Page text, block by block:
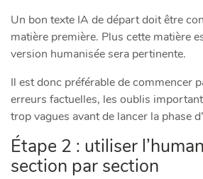
Un bon texte IA de départ doit être
matière première. Plus cette matière
version humanisée sera pertinente.
Il est donc préférable de commencer
erreurs factuelles, les oublis
trop vagues avant de lancer la phase
Étape 2 : utiliser
section par section